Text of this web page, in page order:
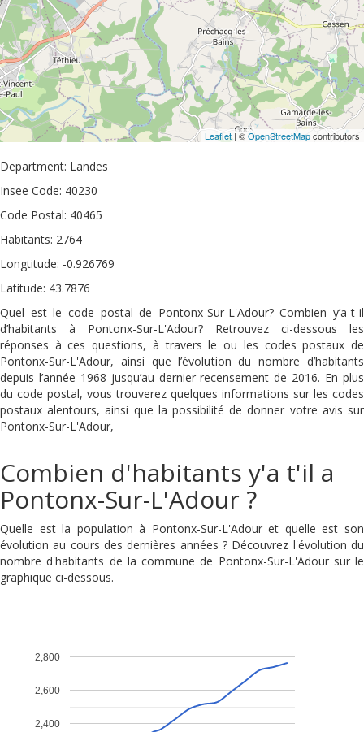
Leaflet | ©OpenStreetMapcontributors
Department: Landes
Insee Code: 40230
Code Postal: 40465
Habitants: 2764
Longtitude: -0.926769
Latitude: 43.7876
Quel est le code postal de Pontonx-Sur-L'Adour? Combien y’a-t-il
d’habitants à Pontonx-Sur-L'Adour? Retrouvez ci-dessous les
réponses à ces questions, à travers le ou les codes postaux de
Pontonx-Sur-L'Adour, ainsi que l’évolution du nombre d’habitants
depuis l’année 1968 jusqu’au dernier recensement de 2016. En plus
du code postal, vous trouverez quelques informations sur les codes
postaux alentours, ainsi que la possibilité de donner votre avis sur
Pontonx-Sur-L'Adour,
Combien d'habitants y'a t'il a
Pontonx-Sur-L'Adour ?
Quelle est la population à Pontonx-Sur-L'Adour et quelle est son
évolution au cours des dernières années ? Découvrez l'évolution du
nombre d'habitants de la commune de Pontonx-Sur-L'Adour sur le
graphique ci-dessous.
2,400
2,600
2,800